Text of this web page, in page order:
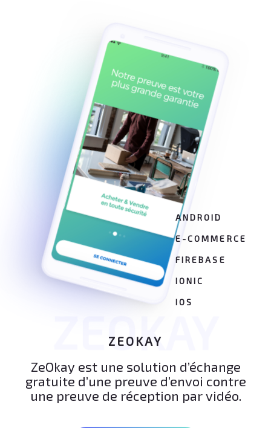
ANDROID
E-COMMERCE
FIREBASE
IONIC
IOS
ZEOKAY
ZEOKAY
ZeOkay est une solution d’échange
gratuite d’une preuve d’envoi contre
une preuve de réception par vidéo.